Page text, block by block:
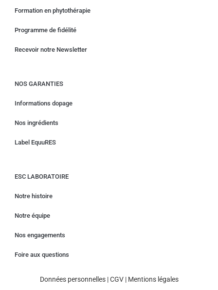
Formation en phytothérapie
Programme de fidélité
Recevoir notre Newsletter
NOS GARANTIES
Informations dopage
Nos ingrédients
Label EquuRES
ESC LABORATOIRE
Notre histoire
Notre équipe
Nos engagements
Foire aux questions
Données personnelles|CGV| Mentions légales